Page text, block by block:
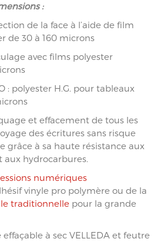
:
de la face à l’aide de film
de 30 à 160 microns
avec films polyester
: polyester H.G. pour tableaux
et effacement de tous les
des écritures sans risque
grâce à sa haute résistance aux
hydrocarbures.
numériques
vinyle pro polymère ou de la
traditionnelle pour la grande
à sec VELLEDA et feutre